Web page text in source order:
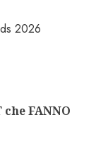
che FANNO